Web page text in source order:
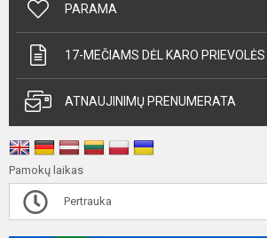
PARAMA
17-MEČIAMS DĖL KARO PRIEVOLĖS
ATNAUJINIMŲ PRENUMERATA
Pamokų laikas
Pertrauka